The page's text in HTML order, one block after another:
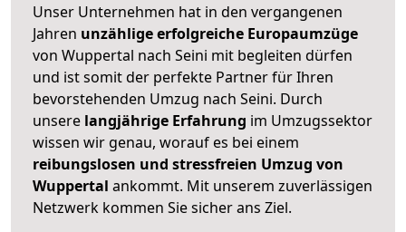
Unser Unternehmen hat in den vergangenen
Jahren unzählige erfolgreiche Europaumzüge
von Wuppertal nach Seini mit begleiten dürfen
und ist somit der perfekte Partner für Ihren
bevorstehenden Umzug nach Seini. Durch
unsere langjährige Erfahrung im Umzugssektor
wissen wir genau, worauf es bei einem
reibungslosen und stressfreien Umzug von
Wuppertal ankommt. Mit unserem zuverlässigen
Netzwerk kommen Sie sicher ans Ziel.